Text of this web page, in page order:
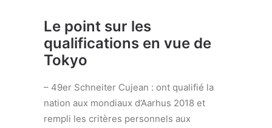
Le point sur les
qualifications en vue de
Tokyo
– 49er Schneiter Cujean : ont qualifié la
nation aux mondiaux d’Aarhus 2018 et
rempli les critères personnels aux